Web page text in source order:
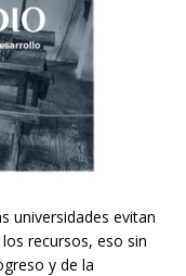
universidades evitan
recursos, eso sin
y de la